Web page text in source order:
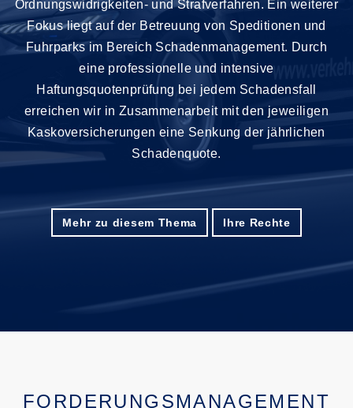
Ordnungswidrigkeiten- und Strafverfahren. Ein weiterer
Fokus liegt auf der Betreuung von Speditionen und
Fuhrparks im Bereich Schadenmanagement. Durch
eine professionelle und intensive
Haftungsquotenprüfung bei jedem Schadensfall
erreichen wir in Zusammenarbeit mit den jeweiligen
Kaskoversicherungen eine Senkung der jährlichen
Schadenquote.
Mehr zu diesem Thema Ihre Rechte
FORDERUNGSMANAGEMENT